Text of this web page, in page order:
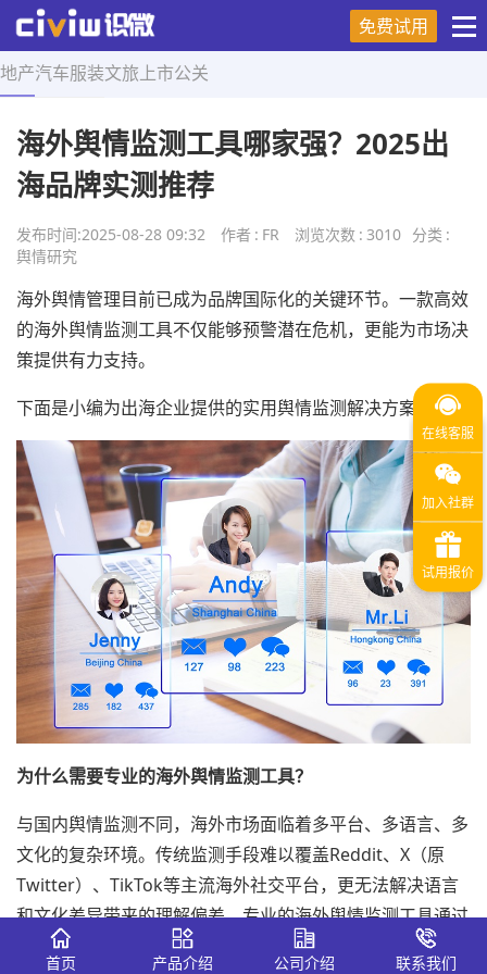
免费试用
地产汽车服装文旅 上市公关
首页 > 舆情研究 > 正文
海外舆情监测工具哪家强？2025出
海品牌实测推荐
发布时间:2025-08-28 09:32 作者 : FR 浏览次数 : 3010 分类 :
舆情研究
海外舆情管理目前已成为品牌国际化的关键环节。一款高效
的海外舆情监测工具不仅能够预警潜在危机，更能为市场决
策提供有力支持。
下面是小编为出海企业提供的实用舆情监测解决方案。
为什么需要专业的海外舆情监测工具？
与国内舆情监测不同，海外市场面临着多平台、多语言、多
文化的复杂环境。传统监测手段难以覆盖Reddit、X（原
Twitter）、TikTok等主流海外社交平台，更无法解决语言
和文化差异带来的理解偏差。专业的海外舆情监测工具通过
以下核心能力为企业出海保驾护航：
首页 产品介绍 公司介绍 联系我们